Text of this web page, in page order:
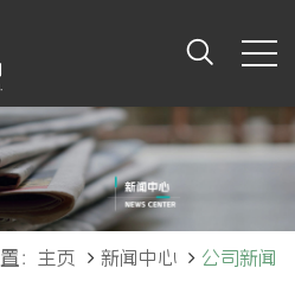
：主页 新闻中心 公司新闻